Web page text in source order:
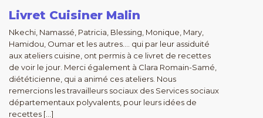
Livret Cuisiner Malin
Nkechi, Namassé, Patricia, Blessing, Monique, Mary,
Hamidou, Oumar et les autres…. qui par leur assiduité
aux ateliers cuisine, ont permis à ce livret de recettes
de voir le jour. Merci également à Clara Romain-Samé,
diététicienne, qui a animé ces ateliers. Nous
remercions les travailleurs sociaux des Services sociaux
départementaux polyvalents, pour leurs idées de
recettes […]